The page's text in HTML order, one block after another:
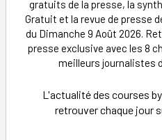
gratuits de la presse, la
Gratuit et la revue de presse
du Dimanche 9 Août 2026.
presse exclusive avec les 8
meilleurs journalistes
L'actualité des courses
retrouver chaque jour